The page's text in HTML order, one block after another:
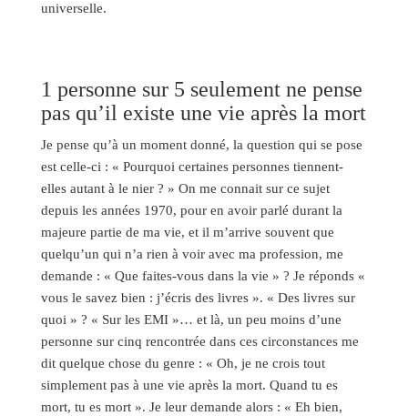
universelle.
1 personne sur 5 seulement ne pense
pas qu’il existe une vie après la mort
Je pense qu’à un moment donné, la question qui se pose
est celle-ci : « Pourquoi certaines personnes tiennent-
elles autant à le nier ? » On me connait sur ce sujet
depuis les années 1970, pour en avoir parlé durant la
majeure partie de ma vie, et il m’arrive souvent que
quelqu’un qui n’a rien à voir avec ma profession, me
demande : « Que faites-vous dans la vie » ? Je réponds «
vous le savez bien : j’écris des livres ». « Des livres sur
quoi » ? « Sur les EMI »… et là, un peu moins d’une
personne sur cinq rencontrée dans ces circonstances me
dit quelque chose du genre : « Oh, je ne crois tout
simplement pas à une vie après la mort. Quand tu es
mort, tu es mort ». Je leur demande alors : « Eh bien,